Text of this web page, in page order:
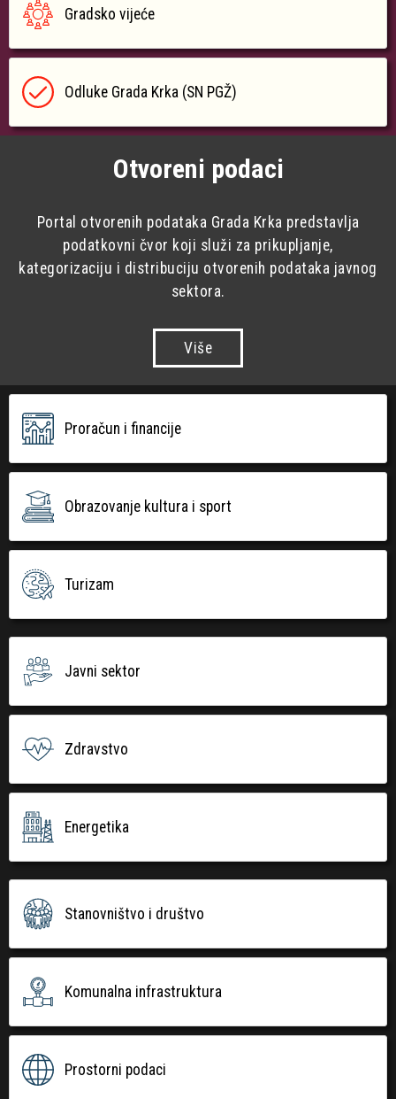
Gradsko vijeće
Odluke Grada Krka (SN PGŽ)
Otvoreni podaci
Portal otvorenih podataka Grada Krka predstavlja
podatkovni čvor koji služi za prikupljanje,
kategorizaciju i distribuciju otvorenih podataka javnog
sektora.
Više
Proračun i financije
Obrazovanje kultura i sport
Turizam
Javni sektor
Zdravstvo
Energetika
Stanovništvo i društvo
Komunalna infrastruktura
Prostorni podaci